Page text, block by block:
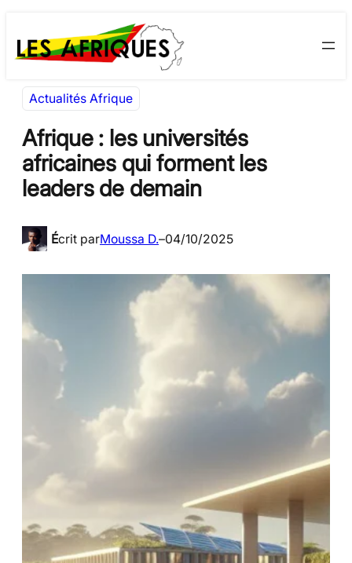
au
contenu
to
content
Actualités Afrique
Afrique : les universités
africaines qui forment les
leaders de demain
Écrit parMoussa D.–04/10/2025